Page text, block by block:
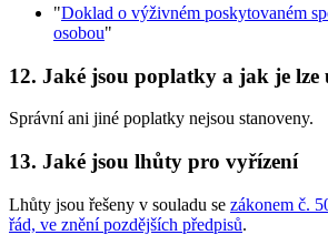
"Doklad o výživném poskytovaném
osobou"
12. Jaké jsou poplatky a jak je
Správní ani jiné poplatky nejsou stanoveny.
13. Jaké jsou lhůty pro vyřízení
Lhůty jsou řešeny v souladu se zákonem č.
řád, ve znění pozdějších předpisů.